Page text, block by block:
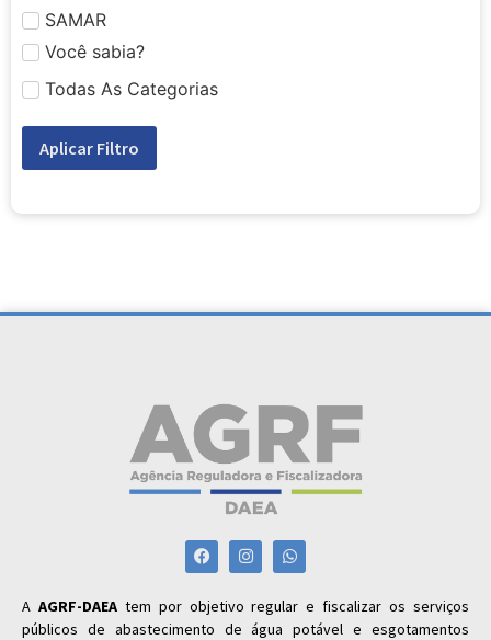
SAMAR
Você sabia?
Todas As Categorias
Aplicar Filtro
A AGRF-DAEAtem por objetivo regular e fiscalizar os serviços
públicos de abastecimento de água potável e esgotamentos